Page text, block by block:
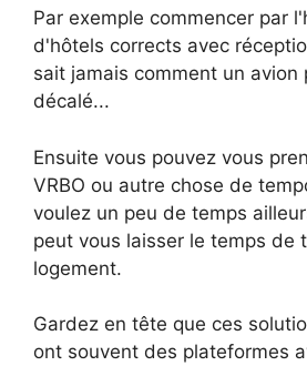
Par exemple commencer par
d'hôtels corrects avec
sait jamais comment un avion
décalé...
Ensuite vous pouvez vous
VRBO ou autre chose de
voulez un peu de temps
peut vous laisser le temps de
logement.
Gardez en tête que ces
ont souvent des plateformes